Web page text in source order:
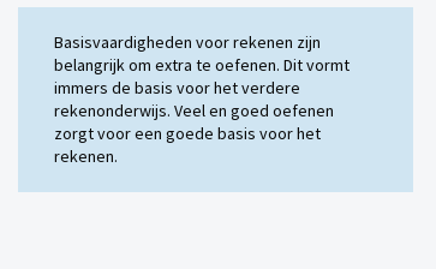
Basisvaardigheden voor rekenen zijn
belangrijk om extra te oefenen. Dit vormt
immers de basis voor het verdere
rekenonderwijs. Veel en goed oefenen
zorgt voor een goede basis voor het
rekenen.